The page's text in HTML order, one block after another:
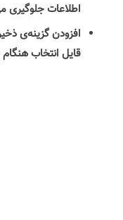
اطلاعات جلوگیری
افزودن گزینه‌ی
قایل انتخاب